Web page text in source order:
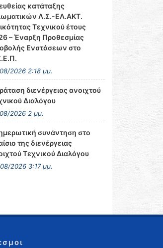
κατάταξης
Λ.Σ.-ΕΛ.ΑΚΤ.
Τεχνικού έτους
– Έναρξη Προθεσμίας
Ενστάσεων στο
2026 2:18 μμ.
διενέργειας ανοιχτού
Διαλόγου
2026 2 μμ.
συνάντηση στο
της διενέργειας
Τεχνικού Διαλόγου
2026 3:17 μμ.